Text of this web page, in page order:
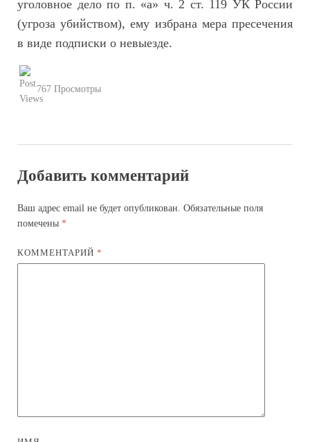
уголовное дело по п. «а» ч. 2 ст. 119 УК России
(угроза убийством), ему избрана мера пресечения
в виде подписки о невыезде.
767 Просмотры
Добавить комментарий
Ваш адрес email не будет опубликован. Обязательные поля
помечены *
КОММЕНТАРИЙ*